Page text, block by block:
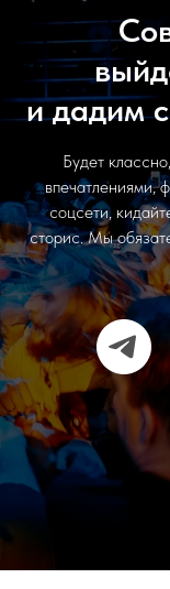
и дадим
Будет
впечатлениями,
соцсети,
сторис. Мы